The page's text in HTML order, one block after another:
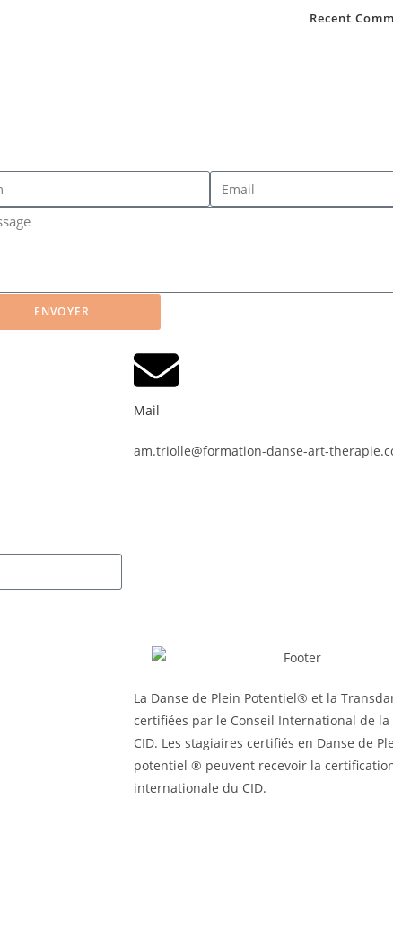
Recent
ENVOYER
Mail
am.triolle@formation-danse-art-
La Danse de Plein Potentiel® et la
certifiées par le Conseil International de la
CID. Les stagiaires certifiés en Danse de
potentiel ® peuvent recevoir la
internationale du CID.